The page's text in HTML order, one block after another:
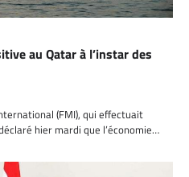
au Qatar à l’instar des
(FMI), qui effectuait
hier mardi que l’économie…